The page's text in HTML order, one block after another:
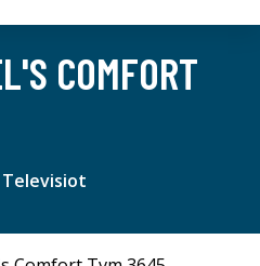
COMFORT
Televisiot